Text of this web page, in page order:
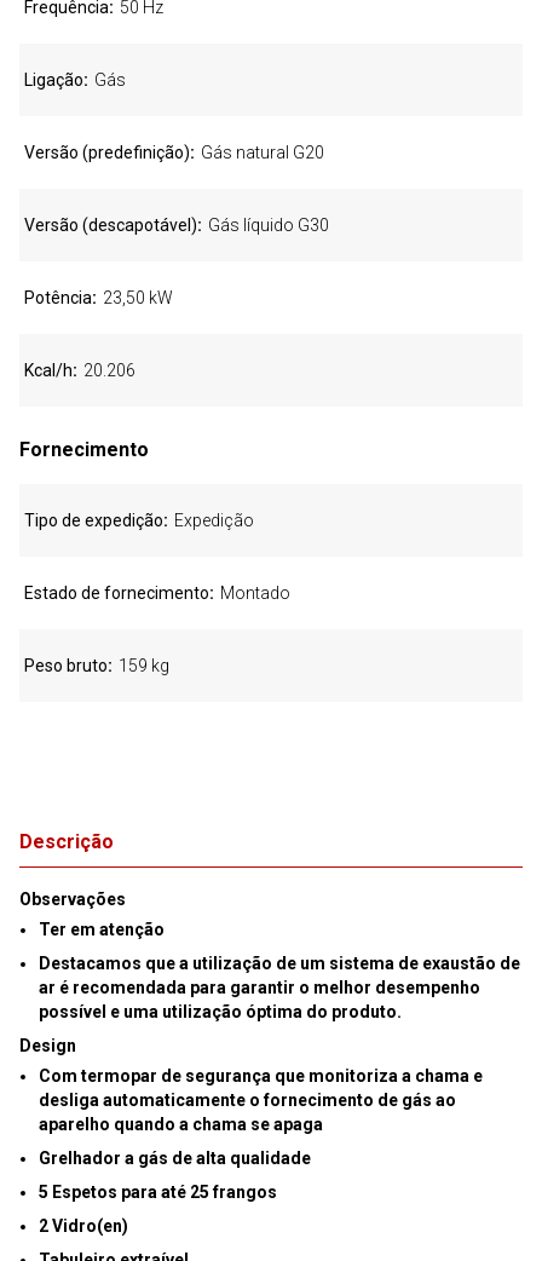
Descrição
Observações
Ter em atenção
Destacamos que a utilização de um sistema de exaustão de
ar é recomendada para garantir o melhor desempenho
possível e uma utilização óptima do produto.
Design
Com termopar de segurança que monitoriza a chama e
desliga automaticamente o fornecimento de gás ao
aparelho quando a chama se apaga
Grelhador a gás de alta qualidade
5 Espetos para até 25 frangos
2 Vidro(en)
Frequência 50 Hz
Ligação Gás
Versão (predefinição) Gás natural G20
Versão (descapotável) Gás líquido G30
Potência 23,50 kW
Kcal/h 20.206
Fornecimento
Tipo de expedição Expedição
Estado de fornecimento Montado
Peso bruto 159 kg